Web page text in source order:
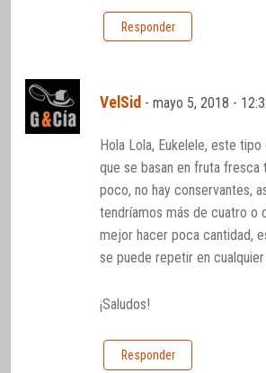
Responder
VelSid -mayo 5, 2018 -
Hola Lola, Eukelele, este
que se basan en fruta fresca
poco, no hay conservantes,
tendríamos más de cuatro o
mejor hacer poca cantidad,
se puede repetir en cualquier
¡Saludos!
Responder